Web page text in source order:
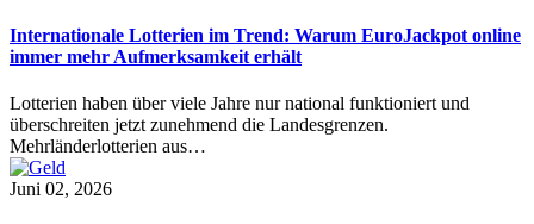
Internationale Lotterien im Trend: Warum EuroJackpot online
immer mehr Aufmerksamkeit erhält
Lotterien haben über viele Jahre nur national funktioniert und
überschreiten jetzt zunehmend die Landesgrenzen.
Mehrländerlotterien aus…
Juni 02, 2026